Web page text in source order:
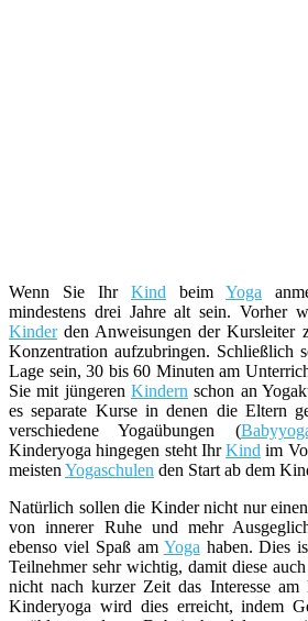
Wenn Sie Ihr Kind beim Yoga
mindestens drei Jahre alt sein. Vorher
Kinderden Anweisungen der Kursleiter
Konzentration aufzubringen. Schließlich
Lage sein, 30 bis 60 Minuten am
Sie mit jüngeren Kindern schon an
es separate Kurse in denen die Eltern
verschiedene Yogaübungen (
Kinderyoga hingegen steht IhrKind im
meisten Yogaschulen den Start ab dem
Natürlich sollen die Kinder nicht nur
von innerer Ruhe und mehr
ebenso viel Spaß am Yoga haben. Dies
Teilnehmer sehr wichtig, damit diese
nicht nach kurzer Zeit das Interesse
Kinderyoga wird dies erreicht, indem